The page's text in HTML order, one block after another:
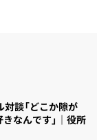
談「どこか隙が
なんです」｜役所